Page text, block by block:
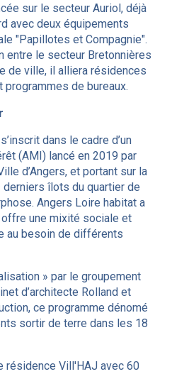
sur le secteur Auriol, déjà
avec deux équipements
"Papillotes et Compagnie".
entre le secteur Bretonnières
de ville, il alliera résidences
de bureaux.
dans le cadre d’un
(AMI) lancé en 2019 par
d’Angers, et portant sur la
îlots du quartier de
Angers Loire habitat a
une mixité sociale et
au besoin de différents
» par le groupement
d’architecte Rolland et
ce programme dénomé
sortir de terre dans les 18
résidence Vill'HAJ avec 60